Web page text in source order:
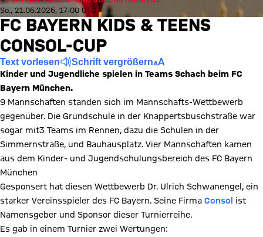
So., 21.06.2026, 17:00 UTC
FC BAYERN KIDS & TEENS
CONSOL-CUP
Text vorlesen Schrift vergrößern
Kinder und Jugendliche spielen in Teams Schach beim FC
Bayern München.
9 Mannschaften standen sich im Mannschafts-Wettbewerb
gegenüber. Die Grundschule in der Knappertsbuschstraße war
sogar mit3 Teams im Rennen, dazu die Schulen in der
Simmernstraße, und Bauhausplatz. Vier Mannschaften kamen
aus dem Kinder- und Jugendschulungsbereich des FC Bayern
München
Gesponsert hat diesen Wettbewerb Dr. Ulrich Schwanengel, ein
starker Vereinsspieler des FC Bayern. Seine Firma Consol ist
Namensgeber und Sponsor dieser Turnierreihe.
Es gab in einem Turnier zwei Wertungen: